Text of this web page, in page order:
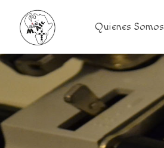
Quienes Somos